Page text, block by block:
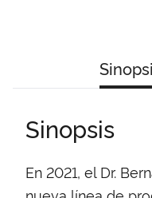
Sinopsis
En 2021, el Dr.